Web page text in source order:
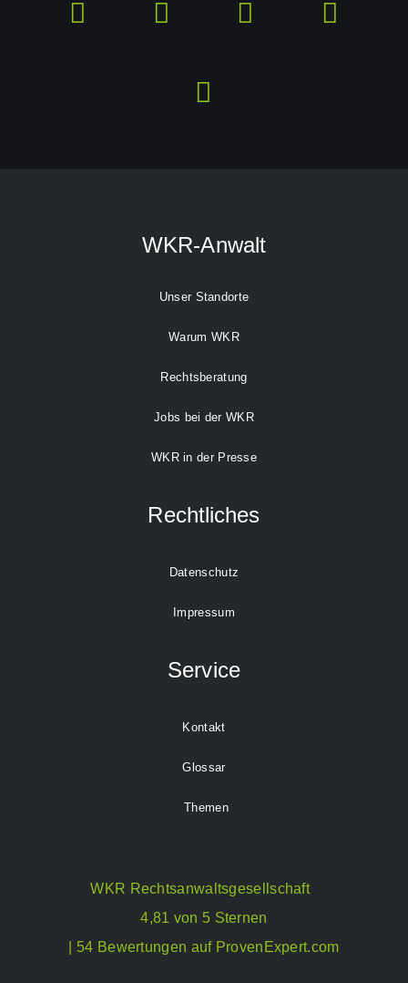
WKR-Anwalt
Unser Standorte
Warum WKR
Rechtsberatung
Jobs bei der WKR
WKR in der Presse
Rechtliches
Datenschutz
Impressum
Service
Kontakt
Glossar
Themen
WKR Rechtsanwaltsgesellschaft
4,81 von 5 Sternen
| 54 Bewertungen auf ProvenExpert.com